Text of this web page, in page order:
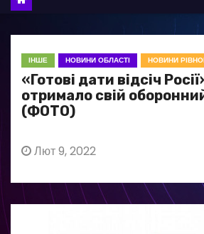
ІНШЕ НОВИНИ ОБЛАСТІ НОВИНИ
«Готові дати відсіч
отримало свій
(ФОТО)
Лют 9, 2022